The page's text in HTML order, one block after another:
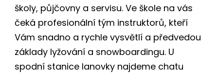
školy, půjčovny a servisu. Ve škole na vás
čeká profesionální tým instruktorů, kteří
Vám snadno a rychle vysvětlí a předvedou
základy lyžování a snowboardingu. U
spodní stanice lanovky najdeme chatu